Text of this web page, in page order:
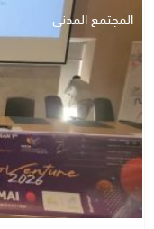
المجتمع المدني